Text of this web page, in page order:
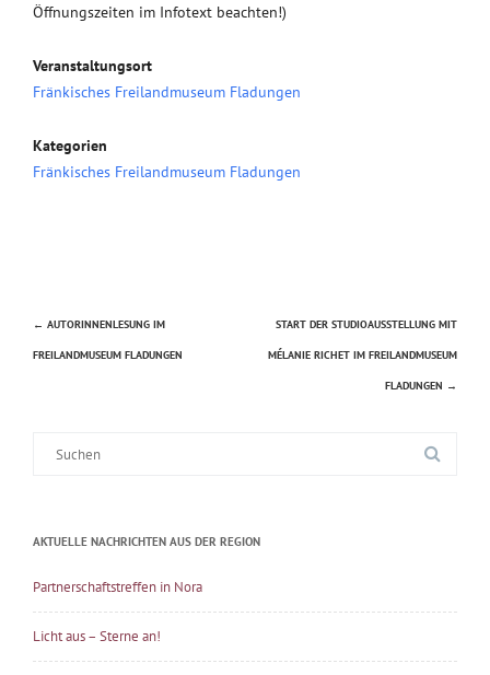
Öffnungszeiten im Infotext beachten!)
Veranstaltungsort
Fränkisches Freilandmuseum Fladungen
Kategorien
Fränkisches Freilandmuseum Fladungen
Beitragsnavigation
← AUTORINNENLESUNG IM
FREILANDMUSEUM FLADUNGEN
START DER STUDIOAUSSTELLUNG MIT
MÉLANIE RICHET IM FREILANDMUSEUM
FLADUNGEN →
AKTUELLE NACHRICHTEN AUS DER REGION
Partnerschaftstreffen in Nora
Licht aus – Sterne an!